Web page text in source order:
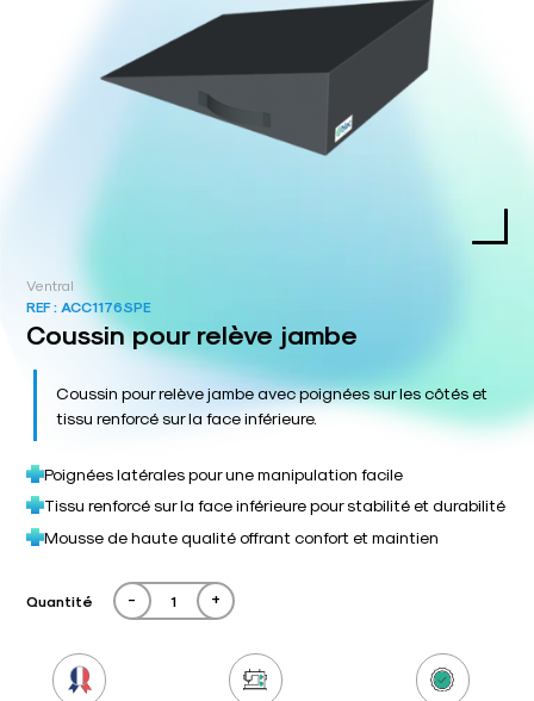
Ventral
REF : ACC1176SPE
Coussin pour relève jambe
Coussin pour relève jambe avec poignées sur les côtés et
tissu renforcé sur la face inférieure.
Poignées latérales pour une manipulation facile
Tissu renforcé sur la face inférieure pour stabilité et durabilité
Mousse de haute qualité offrant confort et maintien
Quantité - +